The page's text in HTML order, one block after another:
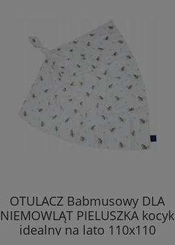
OTULACZ Babmusowy DLA
NIEMOWLĄT PIELUSZKA kocyk
idealny na lato 110x110